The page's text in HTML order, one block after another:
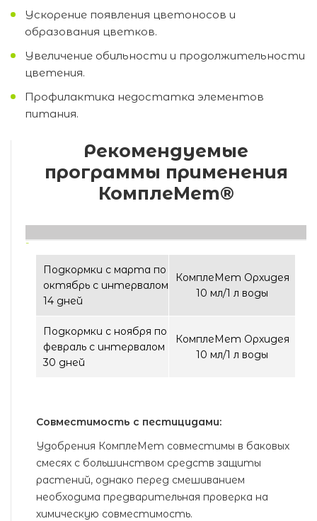
Ускорение появления цветоносов и
образования цветков.
Увеличение обильности и продолжительности
цветения.
Профилактика недостатка элементов
питания.
Рекомендуемые
программы применения
КомплеМет®
Подкормки с марта по
октябрь с интервалом
14 дней
КомплеМет Орхидея
10 мл/1 л воды
Подкормки с ноября по
февраль с интервалом
30 дней
КомплеМет Орхидея
10 мл/1 л воды
Совместимость с пестицидами:
Удобрения КомплеМет совместимы в баковых
смесях с большинством средств защиты
растений, однако перед смешиванием
необходима предварительная проверка на
химическую совместимость.